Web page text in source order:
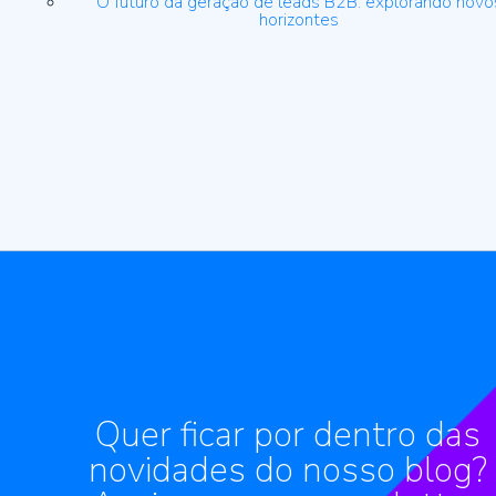
horizontes
Quer ficar por dentro das
novidades do nosso blog?